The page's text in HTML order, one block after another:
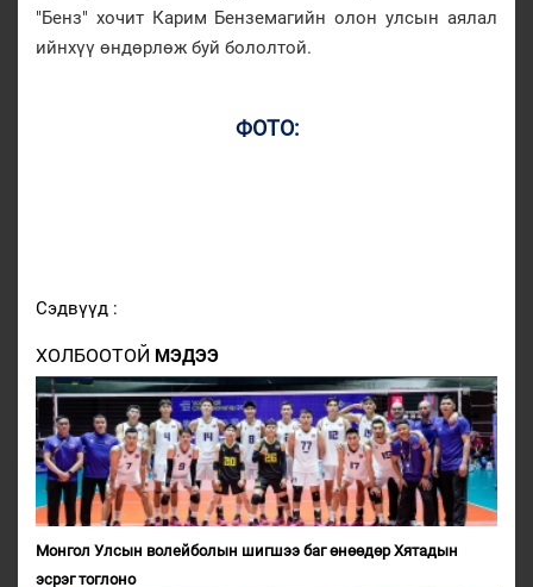
"Бенз" хочит Карим Бенземагийн олон улсын аялал
ийнхүү өндөрлөж буй бололтой.
ФОТО:
Сэдвүүд :
ХОЛБООТОЙ МЭДЭЭ
Монгол Улсын волейболын шигшээ баг өнөөдөр Хятадын
эсрэг тоглоно